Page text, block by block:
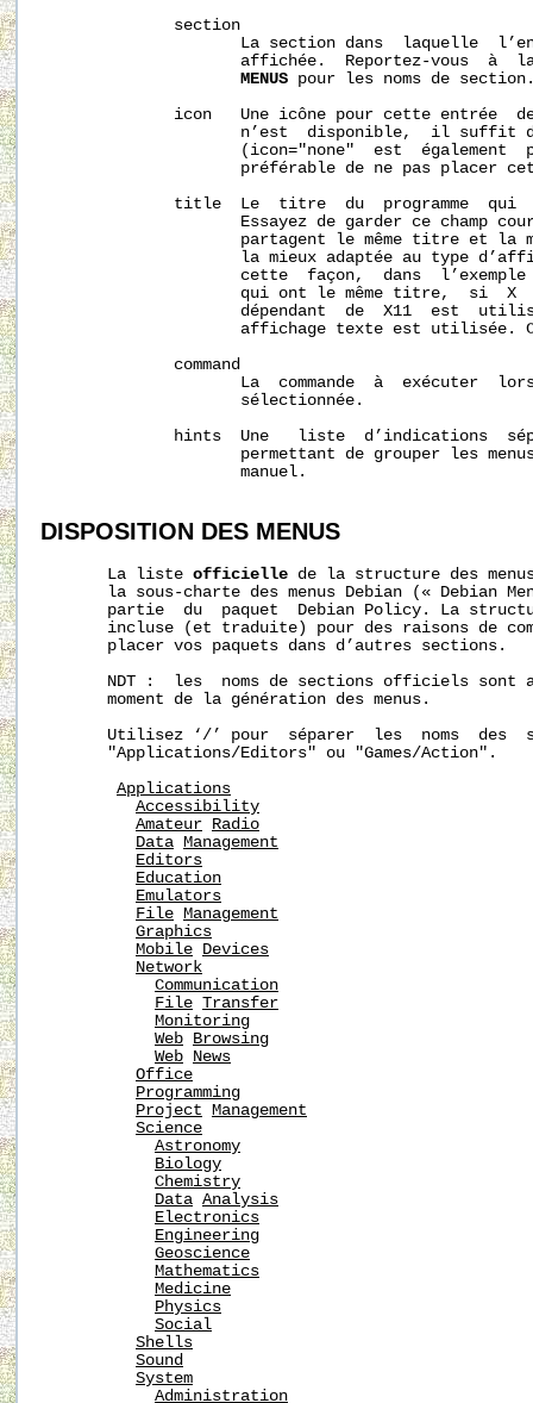
              section
La section dans  laquelle
affichée.  Reportez-vous  à
MENUS pour les noms de
icon   Une icône pour cette entrée
n’est  disponible,  il suffit
(icon="none"  est  également
préférable de ne pas placer
title  Le  titre  du  programme  qui
Essayez de garder ce champ
partagent le même titre et la
la mieux adaptée au type
cette  façon,  dans
qui ont le même titre,  si  X
dépendant  de  X11  est
affichage texte est utilisée.
              command
La  commande  à  exécuter
                     sélectionnée.
hints  Une   liste  d’indications
permettant de grouper les
                     manuel.
DISPOSITION DES MENUS
       La liste
officielle de la structure des
la sous-charte des menus Debian (« Debian
partie  du  paquet  Debian Policy. La
incluse (et traduite) pour des raisons de
       placer vos paquets dans d’autres sections.
NDT :  les  noms de sections officiels sont
       moment de la génération des menus.
Utilisez ‘/’ pour  séparer  les  noms  des
       "Applications/Editors" ou "Games/Action".
Applications
Accessibility
Amateur Radio
Data Management
Editors
Education
Emulators
File Management
Graphics
Mobile Devices
Network
Communication
File Transfer
Monitoring
Web Browsing
Web News
Office
Programming
Project Management
Science
Astronomy
Biology
Chemistry
Data Analysis
Electronics
Engineering
Geoscience
Mathematics
Medicine
Physics
Social
Shells
Sound
System
Administration